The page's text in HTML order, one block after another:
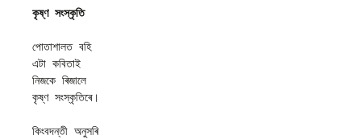
কৃষ্ণ সংস্কৃতি
পোতাশালত বহি
এটা কবিতাই
নিজকে ৰিজালে
কৃষ্ণ সংস্কৃতিৰে।
কিংবদন্তী অনুসৰি